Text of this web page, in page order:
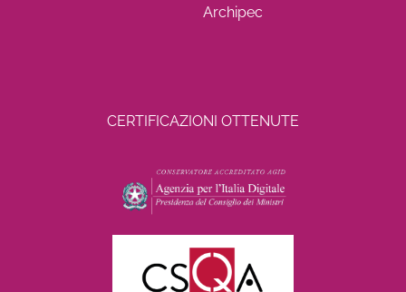
Archipec
CERTIFICAZIONI OTTENUTE